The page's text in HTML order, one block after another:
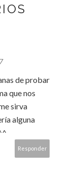
de probar
que nos
sirva
alguna
Responder